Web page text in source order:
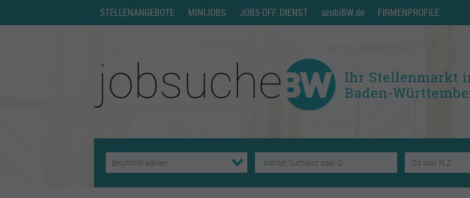
STELLENANGEBOTE MINIJOBS JOBS ÖFF. DIENST azubiBW.de FIRMENPROFILE